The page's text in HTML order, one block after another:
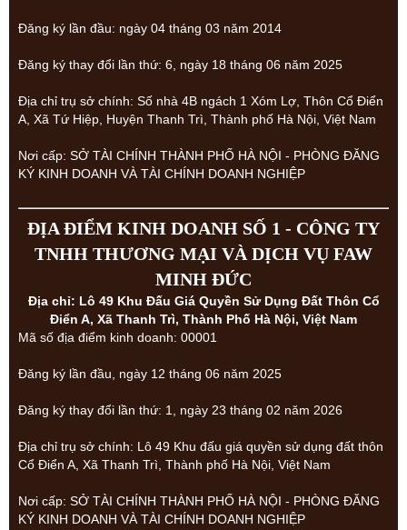
Đăng ký lần đầu: ngày 04 tháng 03 năm 2014
Đăng ký thay đổi lần thứ: 6, ngày 18 tháng 06 năm 2025
Địa chỉ trụ sở chính: Số nhà 4B ngách 1 Xóm Lợ, Thôn Cổ Điển
A, Xã Tứ Hiệp, Huyện Thanh Trì, Thành phố Hà Nội, Việt Nam
Nơi cấp: SỞ TÀI CHÍNH THÀNH PHỐ HÀ NỘI - PHÒNG ĐĂNG
KÝ KINH DOANH VÀ TÀI CHÍNH DOANH NGHIỆP
ĐỊA ĐIỂM KINH DOANH SỐ 1 - CÔNG TY
TNHH THƯƠNG MẠI VÀ DỊCH VỤ FAW
MINH ĐỨC
Địa chỉ: Lô 49 Khu Đấu Giá Quyền Sử Dụng Đất Thôn Cổ
Điển A, Xã Thanh Trì, Thành Phố Hà Nội, Việt Nam
Mã số địa điểm kinh doanh: 00001
Đăng ký lần đầu, ngày 12 tháng 06 năm 2025
Đăng ký thay đổi lần thứ: 1, ngày 23 tháng 02 năm 2026
Địa chỉ trụ sở chính: Lô 49 Khu đấu giá quyền sử dụng đất thôn
Cổ Điển A, Xã Thanh Trì, Thành phố Hà Nội, Việt Nam
Nơi cấp: SỞ TÀI CHÍNH THÀNH PHỐ HÀ NỘI - PHÒNG ĐĂNG
KÝ KINH DOANH VÀ TÀI CHÍNH DOANH NGHIỆP